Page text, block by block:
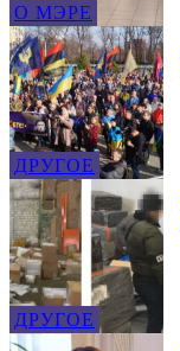
О МЭРЕ
ДРУГОЕ
ДРУГОЕ